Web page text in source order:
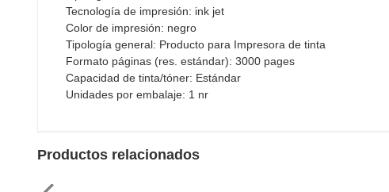
imágenes
Tecnología de impresión: ink jet
Color de impresión: negro
Tipología general: Producto para Impresora de tinta
Formato páginas (res. estándar): 3000 pages
Capacidad de tinta/tóner: Estándar
Unidades por embalaje: 1 nr
Productos relacionados